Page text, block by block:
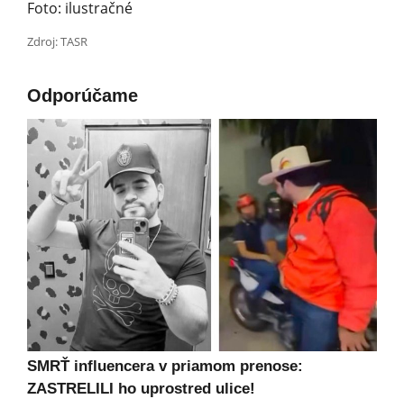
Foto: ilustračné
Zdroj: TASR
Odporúčame
SMRŤ influencera v priamom prenose:
ZASTRELILI ho uprostred ulice!